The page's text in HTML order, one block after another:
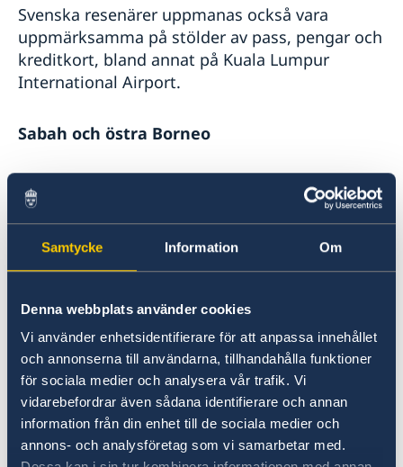
Samtycke Information Om
Denna webbplats använder cookies
Vi använder enhetsidentifierare för att anpassa innehållet
och annonserna till användarna, tillhandahålla funktioner
för sociala medier och analysera vår trafik. Vi
vidarebefordrar även sådana identifierare och annan
information från din enhet till de sociala medier och
annons- och analysföretag som vi samarbetar med.
Svenskar i Världen
Se till att vara försäkrad
Behöver jag visum för att resa in i Malaysia?
Landfakta
Arv i internationella situationer
SOS-International, Falck Global Assistance, ERV &
Gouda
Så kan du få stöd
Svenska resenärer uppmanas också vara
uppmärksamma på stölder av pass, pengar och
kreditkort, bland annat på Kuala Lumpur
International Airport.
Sabah och östra Borneo
Försök till kidnappningar av turister har
historiskt förekommit i området och resenärer
uppmanas att löpande hålla sig uppdaterade
om utvecklingen, särskilt vad gäller öarna
utanför Sabahs östra kust mellan städerna
Malaysiska myndigheter har skärpt
bevakningen av östra och nordöstra Sabahs
kustband och upprättat en säkerhetszon
(ESSZONE, administrerat av ett särskilt
kommando, ESSCOM) i området.